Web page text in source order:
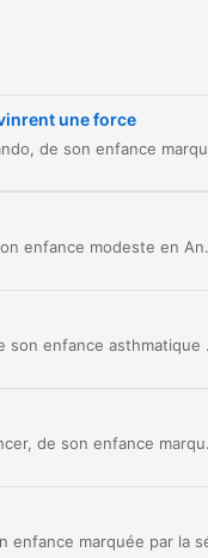
le changement de vie
fin d'une légende
une force
Ce podcast retrace le parcours de J.K. Rowling, de son enfance
Cet épisode retrace la vie d'Ernesto Che Guevara, de son enfance
Cet épisode retrace le destin tragique de Diana Spencer, de son enfance